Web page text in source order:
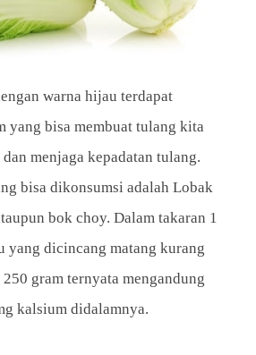
warna hijau terdapat
yang bisa membuat tulang kita
menjaga kepadatan tulang.
bisa dikonsumsi adalah Lobak
bok choy. Dalam takaran 1
yang dicincang matang kurang
gram ternyata mengandung
kalsium didalamnya.